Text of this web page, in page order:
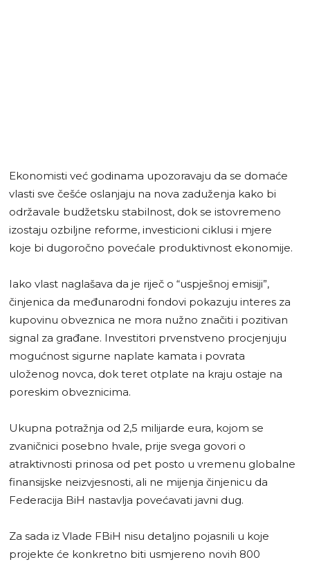
Ekonomisti već godinama upozoravaju da se domaće
vlasti sve češće oslanjaju na nova zaduženja kako bi
održavale budžetsku stabilnost, dok se istovremeno
izostaju ozbiljne reforme, investicioni ciklusi i mjere
koje bi dugoročno povećale produktivnost ekonomije.
Iako vlast naglašava da je riječ o “uspješnoj emisiji”,
činjenica da međunarodni fondovi pokazuju interes za
kupovinu obveznica ne mora nužno značiti i pozitivan
signal za građane. Investitori prvenstveno procjenjuju
mogućnost sigurne naplate kamata i povrata
uloženog novca, dok teret otplate na kraju ostaje na
poreskim obveznicima.
Ukupna potražnja od 2,5 milijarde eura, kojom se
zvaničnici posebno hvale, prije svega govori o
atraktivnosti prinosa od pet posto u vremenu globalne
finansijske neizvjesnosti, ali ne mijenja činjenicu da
Federacija BiH nastavlja povećavati javni dug.
Za sada iz Vlade FBiH nisu detaljno pojasnili u koje
projekte će konkretno biti usmjereno novih 800